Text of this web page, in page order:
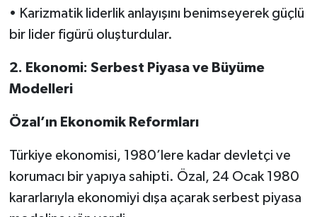
• Karizmatik liderlik anlayışını benimseyerek güçlü
bir lider figürü oluşturdular.
2. Ekonomi: Serbest Piyasa ve Büyüme
Modelleri
Özal’ın Ekonomik Reformları
Türkiye ekonomisi, 1980’lere kadar devletçi ve
korumacı bir yapıya sahipti. Özal, 24 Ocak 1980
kararlarıyla ekonomiyi dışa açarak serbest piyasa